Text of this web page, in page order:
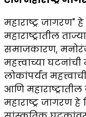
महाराष्ट्र जागरण"
महाराष्ट्रातील
समाजकारण,
महत्त्वाच्या घटनांची
लोकांपर्यंत
आणि
महाराष्ट्र जागरण